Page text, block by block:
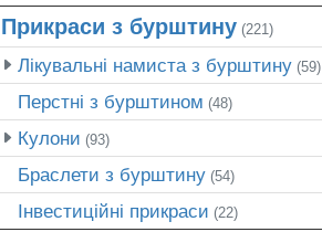
Прикраси з бурштину(221)
Лікувальні намиста з бурштину(59)
Перстні з бурштином (48)
Кулони (93)
Браслети з бурштину(54)
Інвестиційні прикраси (22)